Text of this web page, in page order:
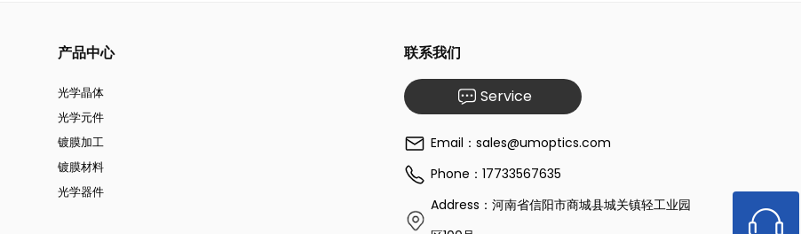
产品中心
光学晶体
光学元件
镀膜加工
镀膜材料
光学器件
联系我们
Service
Email：sales@umoptics.com
Phone：17733567635
Address：河南省信阳市商城县城关镇轻工业园